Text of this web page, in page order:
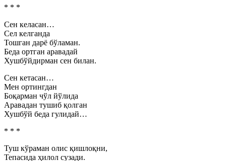
* * *
Сен келасан…
Сел келганда
Тошган дарё бўламан.
Беда ортган аравадай
Хушбўйдирман сен билан.
Сен кетасан…
Мен ортингдан
Боқарман чўл йўлида
Аравадан тушиб қолган
Хушбўй беда гулидай…
* * *
Туш кўраман олис қишлоқни,
Тепасида ҳилол сузади.